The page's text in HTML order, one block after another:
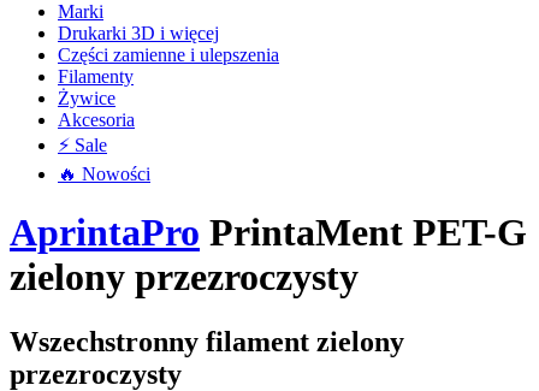
Marki
Drukarki 3D i więcej
Części zamienne i ulepszenia
Filamenty
Żywice
Akcesoria
⚡ Sale
🔥 Nowości
AprintaPro PrintaMent PET-G
zielony przezroczysty
Wszechstronny filament zielony
przezroczysty